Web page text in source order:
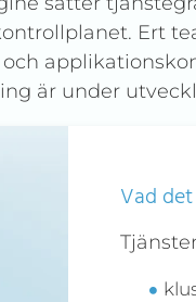
Ert
är under
Vad